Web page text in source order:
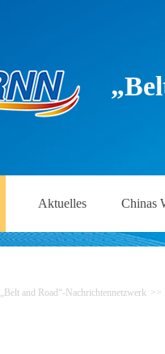
Aktuelles Chinas
„Belt and Road“-Nachrichtennetzwerk >>